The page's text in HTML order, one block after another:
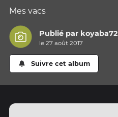
Mes vacs
Publié par koyaba72
le 27 août 2017
Suivre cet album